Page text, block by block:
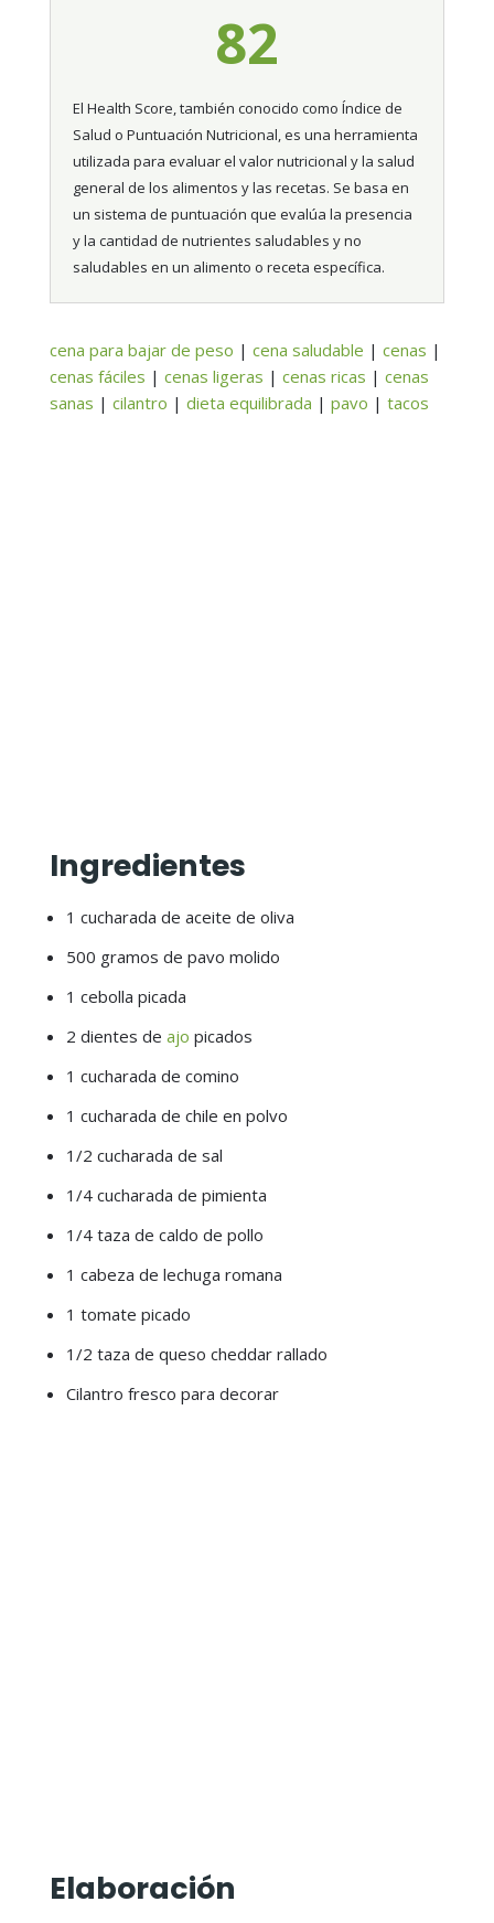
82
El Health Score, también conocido como Índice de
Salud o Puntuación Nutricional, es una herramienta
utilizada para evaluar el valor nutricional y la salud
general de los alimentos y las recetas. Se basa en
un sistema de puntuación que evalúa la presencia
y la cantidad de nutrientes saludables y no
saludables en un alimento o receta específica.
cena para bajar de peso | cena saludable | cenas |
cenas fáciles | cenas ligeras | cenas ricas | cenas
sanas | cilantro | dieta equilibrada | pavo | tacos
Ingredientes
1 cucharada de aceite de oliva
500 gramos de pavo molido
1 cebolla picada
2 dientes de ajo picados
1 cucharada de comino
1 cucharada de chile en polvo
1/2 cucharada de sal
1/4 cucharada de pimienta
1/4 taza de caldo de pollo
1 cabeza de lechuga romana
1 tomate picado
1/2 taza de queso cheddar rallado
Cilantro fresco para decorar
Elaboración